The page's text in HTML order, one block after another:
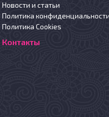
Новости и статьи
Политика
Политика Cookies
Контакты